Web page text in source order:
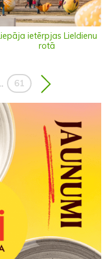
ietērpjas Lieldienu
rotā
61